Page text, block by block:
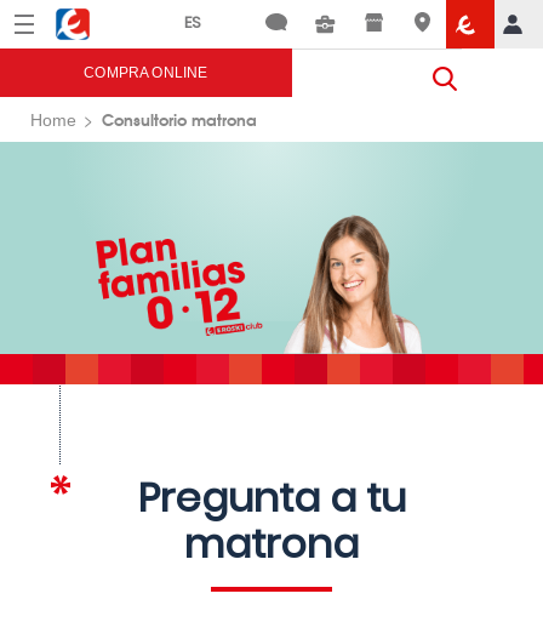
Menú Eroski
COMPRA ONLINE
Home Consultorio matrona
Pregunta a tu
matrona